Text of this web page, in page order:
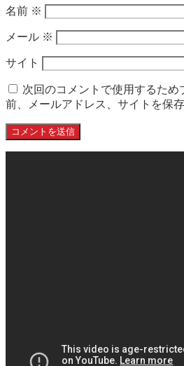
名前 ※
メール ※
サイト
次回のコメントで使用するため
前、メールアドレス、サイトを保存